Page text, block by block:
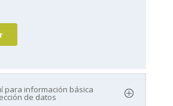
para información básica
de datos